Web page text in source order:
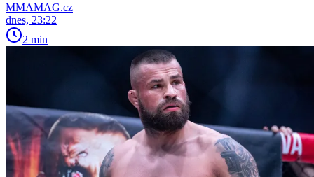
MMAMAG.cz
dnes, 23:22
2 min